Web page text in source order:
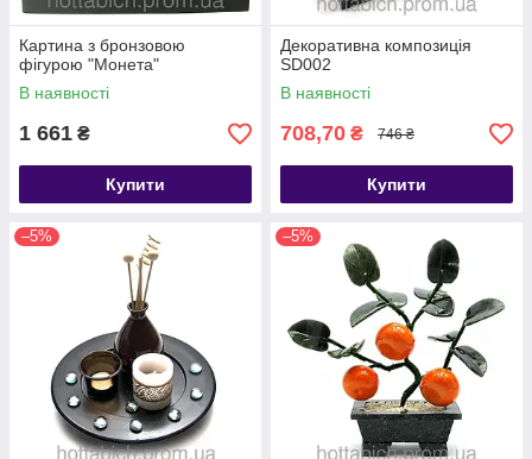
Картина з бронзовою
фігурою "Монета"
В наявності
1 661 ₴
Купити
Декоративна композиція
SD002
В наявності
708,70 ₴ 746 ₴
Купити
–5% –5%